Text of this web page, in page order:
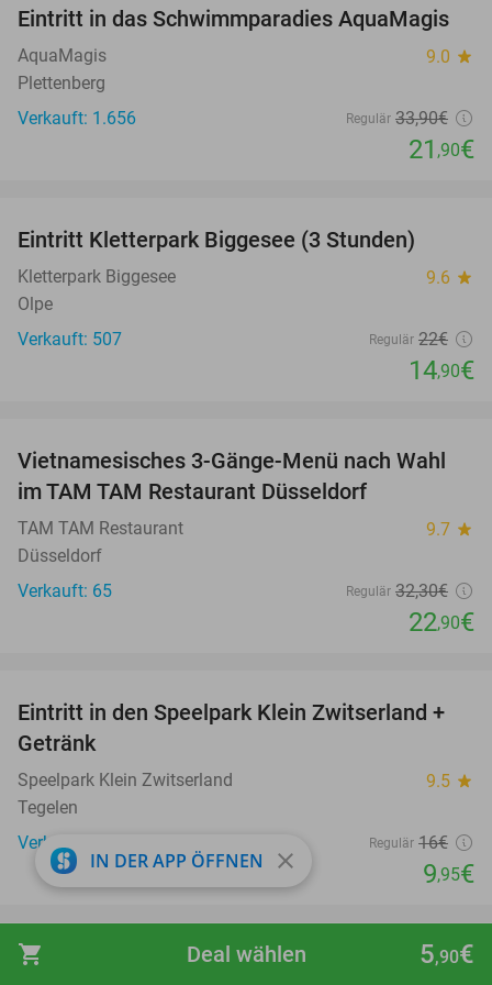
shopping_cart 5,90€
Deal wählen
35%
Eintritt in das Schwimmparadies AquaMagis
AquaMagis 9.0 star
Plettenberg
Verkauft: 1.656
Regulär 33,90€
21 ,90€
Eintritt Kletterpark Biggesee (3 Stunden)
Kletterpark Biggesee 9.6 star
Olpe
Verkauft: 507
Regulär 22€
14,90€
29%
Vietnamesisches 3-Gänge-Menü nach Wahl
im TAM TAM Restaurant Düsseldorf
TAM TAM Restaurant 9.7 star
Düsseldorf
Verkauft: 65
Regulär 32,30€
22,90€
38%
Eintritt in den Speelpark Klein Zwitserland +
Getränk
Speelpark Klein Zwitserland 9.5 star
Tegelen
Verkauft: 2.946
Regulär 16€
9,95€
38%
Baby Floating (25 Min.) + opt. Baby-Massage
IN DER APP ÖFFNEN close